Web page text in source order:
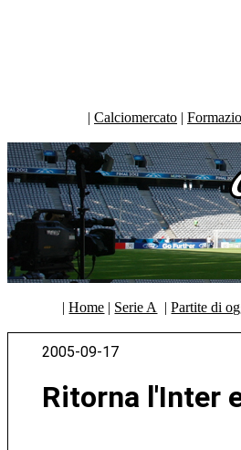
| Calciomercato |
|Home | Serie A |Partite di
2005-09-17
Ritorna l'Inter